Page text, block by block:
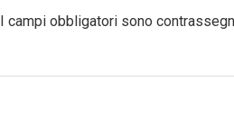
I campi obbligatori sono